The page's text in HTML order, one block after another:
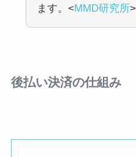
ます。<MMD研究所>
後払い決済の仕組み